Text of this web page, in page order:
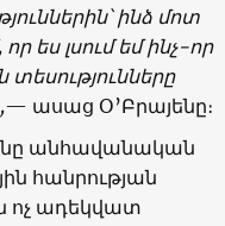
ինձ մոտ
ես լսում եմ ինչ-որ
— ասաց Օ’Բրայենը։
անհավանական
հանրության
ոչ ադեկվատ